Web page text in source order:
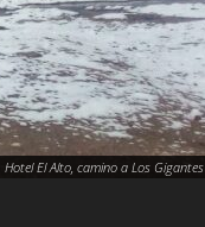
Hotel El Alto, camino a Los Gigantes